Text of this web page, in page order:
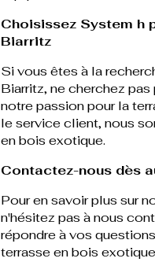
Choisissez System h
Biarritz
Si vous êtes à la
Biarritz, ne cherchez
notre passion pour la
le service client, nous
en bois exotique.
Contactez-nous dès
Pour en savoir plus sur
n'hésitez pas à nous
répondre à vos
terrasse en bois